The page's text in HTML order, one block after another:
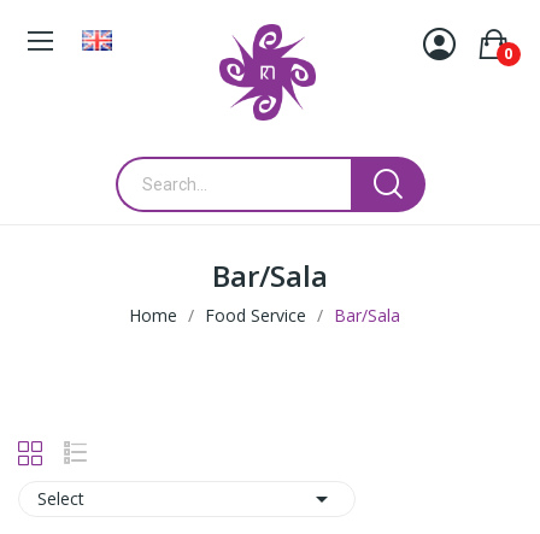
0
Bar/Sala
Home Food Service Bar/Sala
Select 